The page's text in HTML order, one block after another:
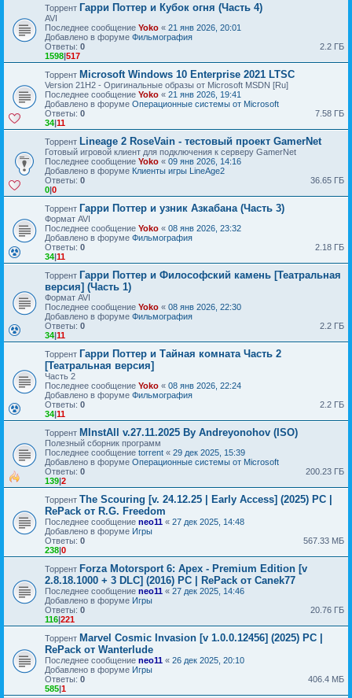
Торрент Гарри Поттер и Кубок огня (Часть 4)
AVI
Последнее сообщение Yoko « 21 янв 2026, 20:01
Добавлено в форуме Фильмография
Ответы: 0
1598|517
2.2 ГБ
Торрент Microsoft Windows 10 Enterprise 2021 LTSC
Version 21H2 - Оригинальные образы от Microsoft MSDN [Ru]
Последнее сообщение Yoko « 21 янв 2026, 19:41
Добавлено в форуме Операционные системы от Microsoft
Ответы: 0
34|11
7.58 ГБ
Торрент Lineage 2 RoseVain - тестовый проект GamerNet
Готовый игровой клиент для подключения к серверу GamerNet
Последнее сообщение Yoko « 09 янв 2026, 14:16
Добавлено в форуме Клиенты игры LineAge2
Ответы: 0
0|0
36.65 ГБ
Торрент Гарри Поттер и узник Азкабана (Часть 3)
Формат AVI
Последнее сообщение Yoko « 08 янв 2026, 23:32
Добавлено в форуме Фильмография
Ответы: 0
34|11
2.18 ГБ
Торрент Гарри Поттер и Философский камень [Театральная
версия] (Часть 1)
Формат AVI
Последнее сообщение Yoko « 08 янв 2026, 22:30
Добавлено в форуме Фильмография
Ответы: 0
34|11
2.2 ГБ
Торрент Гарри Поттер и Тайная комната Часть 2
[Театральная версия]
Часть 2
Последнее сообщение Yoko « 08 янв 2026, 22:24
Добавлено в форуме Фильмография
Ответы: 0
34|11
2.2 ГБ
Торрент MInstAll v.27.11.2025 By Andreyonohov (ISO)
Полезный сборник программ
Последнее сообщение torrent « 29 дек 2025, 15:39
Добавлено в форуме Операционные системы от Microsoft
Ответы: 0
139|2
200.23 ГБ
Торрент The Scouring [v. 24.12.25 | Early Access] (2025) PC |
RePack от R.G. Freedom
Последнее сообщение neo11 « 27 дек 2025, 14:48
Добавлено в форуме Игры
Ответы: 0
238|0
567.33 МБ
Торрент Forza Motorsport 6: Apex - Premium Edition [v
2.8.18.1000 + 3 DLC] (2016) PC | RePack от Canek77
Последнее сообщение neo11 « 27 дек 2025, 14:46
Добавлено в форуме Игры
Ответы: 0
116|221
20.76 ГБ
Торрент Marvel Cosmic Invasion [v 1.0.0.12456] (2025) PC |
RePack от Wanterlude
Последнее сообщение neo11 « 26 дек 2025, 20:10
Добавлено в форуме Игры
Ответы: 0
585|1
406.4 МБ